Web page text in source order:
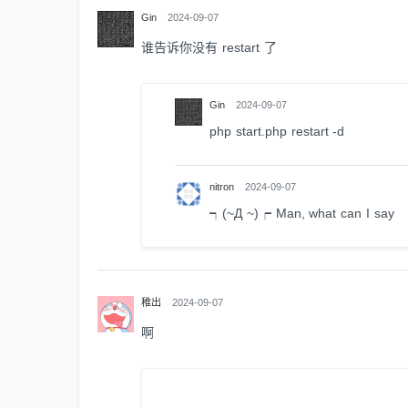
Gin 2024-09-07
谁告诉你没有 restart 了
Gin 2024-09-07
php start.php restart -d
nitron 2024-09-07
┑(~Д ~)┍ Man, what can I say
稚出 2024-09-07
啊